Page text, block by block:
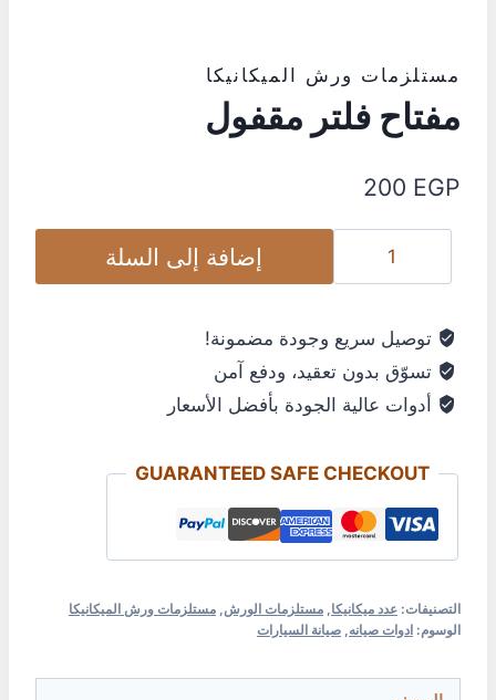
مستلزمات ورش الميكانيكا
مفتاح فلتر مقفول
200 EGP
إضافة إلى السلة
توصيل سريع وجودة مضمونة!
تسوّق بدون تعقيد، ودفع آمن
أدوات عالية الجودة بأفضل الأسعار
GUARANTEED SAFE CHECKOUT
التصنيفات: عدد ميكانيكا مستلزمات الورش مستلزمات ورش الميكانيكا
الوسوم: ادوات صيانه صيانة السيارات